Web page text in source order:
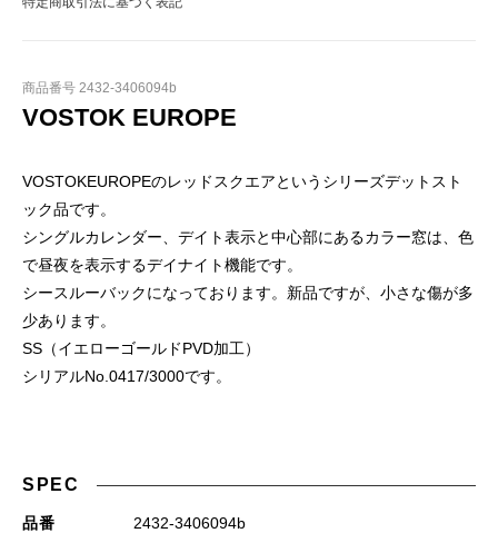
商品番号 2432-3406094b
VOSTOK EUROPE
VOSTOKEUROPEのレッドスクエアというシリーズデットスト
ック品です。
シングルカレンダー、デイト表示と中心部にあるカラー窓は、色
で昼夜を表示するデイナイト機能です。
シースルーバックになっております。新品ですが、小さな傷が多
少あります。
SS（イエローゴールドPVD加工）
シリアルNo.0417/3000です。
SPEC
品番 2432-3406094b